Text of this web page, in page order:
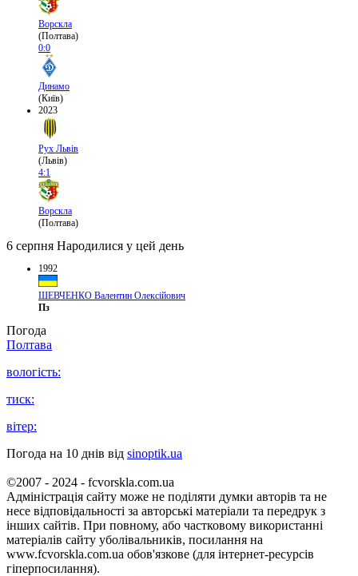
Ворскла
(Полтава)
0:0
Динамо
(Київ)
2023
Рух Львів
(Львів)
4:1
Ворскла
(Полтава)
6 серпня Народилися у цей день
1992
ШЕВЧЕНКО Валентин Олексійович
Пз
Погода
Полтава
вологість:
тиск:
вітер:
Погода на 10 днів від sinoptik.ua
©2007 - 2024 - fcvorskla.com.ua
Адміністрація сайту може не поділяти думки авторів та не
несе відповідальності за авторські матеріали та передрук з
інших сайтів. При повному, або частковому використанні
матеріалів сайту уболівальників, посилання на
www.fcvorskla.com.ua обов'язкове (для інтернет-ресурсів
гіперпосилання).